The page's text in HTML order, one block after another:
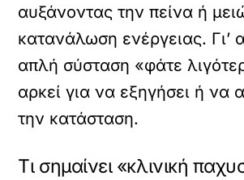
αυξάνοντας την πείνα ή
κατανάλωση ενέργειας. Γι’
απλή σύσταση «φάτε
αρκεί για να εξηγήσει ή να
την κατάσταση.
Τι σημαίνει «κλινική